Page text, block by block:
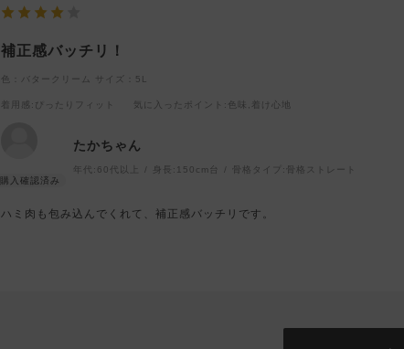
補正感バッチリ！
色：バタークリーム サイズ：5L
着用感 :ぴったりフィット 気に入ったポイント :色味,着け心地
たかちゃん
年代: 60代以上 身長: 150cm台 骨格タイプ: 骨格ストレート
ハミ肉も包み込んでくれて、補正感バッチリです。